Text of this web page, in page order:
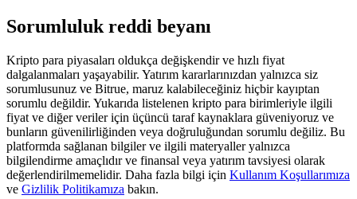
Register & Trade to Win 500,000 USDT
Precious Metals Trading Carnival
Trade Gold & Silver · 33,333 USDT Bonus
Sorumluluk reddi beyanı
Kripto para piyasaları oldukça değişkendir ve hızlı fiyat
dalgalanmaları yaşayabilir. Yatırım kararlarınızdan yalnızca siz
sorumlusunuz ve Bitrue, maruz kalabileceğiniz hiçbir kayıptan
sorumlu değildir. Yukarıda listelenen kripto para birimleriyle ilgili
fiyat ve diğer veriler için üçüncü taraf kaynaklara güveniyoruz ve
bunların güvenilirliğinden veya doğruluğundan sorumlu değiliz. Bu
platformda sağlanan bilgiler ve ilgili materyaller yalnızca
bilgilendirme amaçlıdır ve finansal veya yatırım tavsiyesi olarak
değerlendirilmemelidir. Daha fazla bilgi için Kullanım Koşullarımıza
ve Gizlilik Politikamıza bakın.